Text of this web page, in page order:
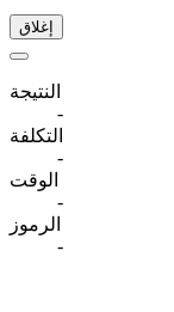
إغلاق
النتيجة
-
التكلفة
-
الوقت
-
الرموز
-